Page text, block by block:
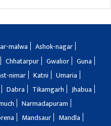
malwa
Ashok-nagar
Chhatarpur Gwalior
Guna
nimar Katni
Umaria
Dabra Tikamgarh
Jhabua
Narmadapuram
Mandsaur
Mandla